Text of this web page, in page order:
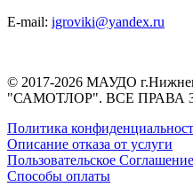
E-mail: igroviki@yandex.ru
© 2017-2026 МАУДО
"САМОТЛОР". ВСЕ
Политика
Описание отказа от услуги
Пользовательское Соглашение
Способы оплаты